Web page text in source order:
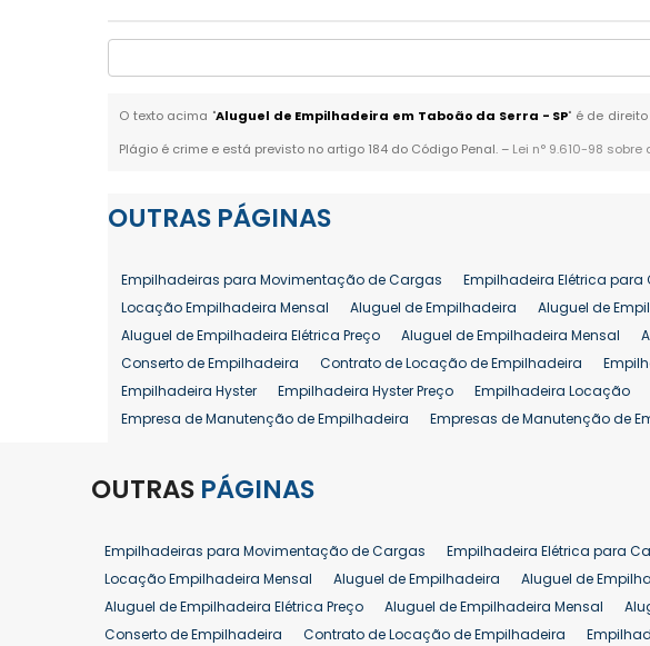
O texto acima "Aluguel de Empilhadeira em Taboão da Serra - SP" é de
Plágio é crime e está previsto no artigo 184 do Código Penal. – Lei n° 9.610-98
OUTRAS PÁGINAS
Empilhadeiras para Movimentação de Cargas Empilhadeira Elétrica para
Locação Empilhadeira Mensal
Aluguel de Empilhadeira Aluguel de
Aluguel de Empilhadeira Elétrica Preço
Aluguel de Empilhadeira Mensal
Conserto de Empilhadeira
Contrato de Locação de Empilhadeira
Empilhadeira Hyster
Empilhadeira Hyster Preço Empilhadeira Locação
Empresa de Manutenção de Empilhadeira
Empresas de Manutenção de
Manutenção em Empilhadeiras
Reforma de Empilhadeira
Aluguel de Empilhadeira 25 ton
Locação de Empilhadeira 25 ton
Venda Empilhadeiras 25 ton
OUTRAS PÁGINAS
Empilhadeiras para Movimentação de Cargas Empilhadeira Elétrica para
Locação Empilhadeira Mensal
Aluguel de Empilhadeira Aluguel de
Aluguel de Empilhadeira Elétrica Preço
Aluguel de Empilhadeira Mensal
Conserto de Empilhadeira
Contrato de Locação de Empilhadeira